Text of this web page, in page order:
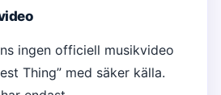
ingen officiell musikvideo
Thing” med säker källa.